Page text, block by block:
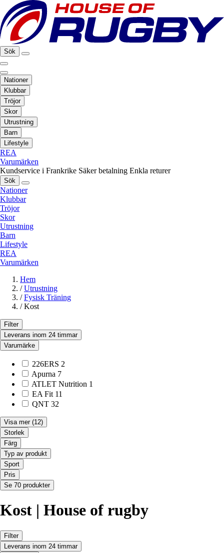
Sök
Nationer
Klubbar
Tröjor
Skor
Utrustning
Barn
Lifestyle
REA
Varumärken
Kundservice i Frankrike Säker betalning Enkla returer
Sök
Nationer
Klubbar
Tröjor
Skor
Utrustning
Barn
Lifestyle
REA
Varumärken
Hem
/ Utrustning
/ Fysisk Träning
/ Kost
Filter
Leverans inom 24 timmar
Varumärke
226ERS 2
Apurna 7
ATLET Nutrition 1
EA Fit 11
QNT 32
Visa mer (12)
Storlek
Färg
Typ av produkt
Sport
Pris
Se 70 produkter
Kost | House of rugby
Filter
Leverans inom 24 timmar